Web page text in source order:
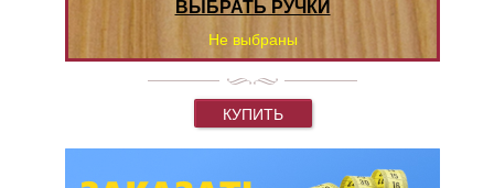
ВЫБРАТЬ РУЧКИ
Не выбраны
КУПИТЬ